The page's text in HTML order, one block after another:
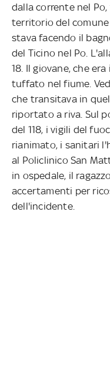
dalla corrente nel
territorio del comune
stava facendo il
del Ticino nel Po.
18. Il giovane, che
tuffato nel fiume.
che transitava in
riportato a riva. Sul
del 118, i vigili del
rianimato, i sanitari
al Policlinico San
in ospedale, il
accertamenti per
dell'incidente.